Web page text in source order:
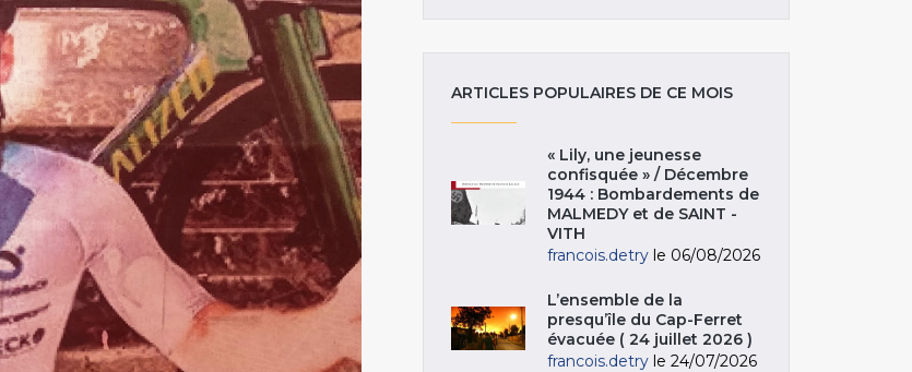
ARTICLES POPULAIRES DE CE MOIS
« Lily, une jeunesse
confisquée » / Décembre
1944 : Bombardements de
MALMEDY et de SAINT -
VITH
francois.detry le 06/08/2026
L’ensemble de la
presqu’île du Cap-Ferret
évacuée ( 24 juillet 2026 )
francois.detry le 24/07/2026